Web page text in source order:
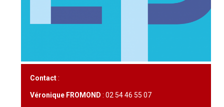
Contact:
Véronique FROMOND : 02 54 46 55 07